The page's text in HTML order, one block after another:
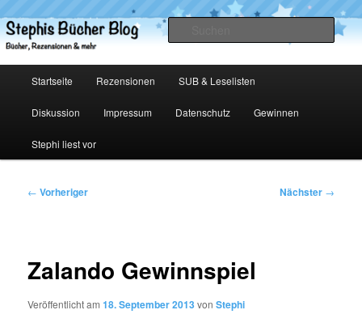
primären
Inhalt
Stephis Bücher Blog
Startseite Rezensionen SUB & Leselisten
Diskussion Impressum Datenschutz Gewinnen
Stephi liest vor
Beitragsnavigation
← Vorheriger Nächster →
Zalando Gewinnspiel
Veröffentlicht am18. September 2013 vonStephi